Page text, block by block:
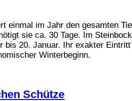
einmal im Jahr den gesamten
sie ca. 30 Tage. Im
bis 20. Januar. Ihr exakter
Winterbeginn.
Schütze